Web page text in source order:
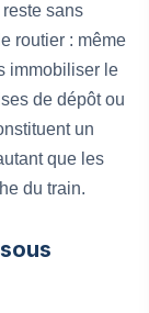
sans
routier : même
immobiliser le
de dépôt ou
un
que les
du train.